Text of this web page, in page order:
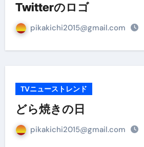
Twitterのロゴ
pikakichi2015@gmail.com
TVニューストレンド
どら焼きの日
pikakichi2015@gmail.com